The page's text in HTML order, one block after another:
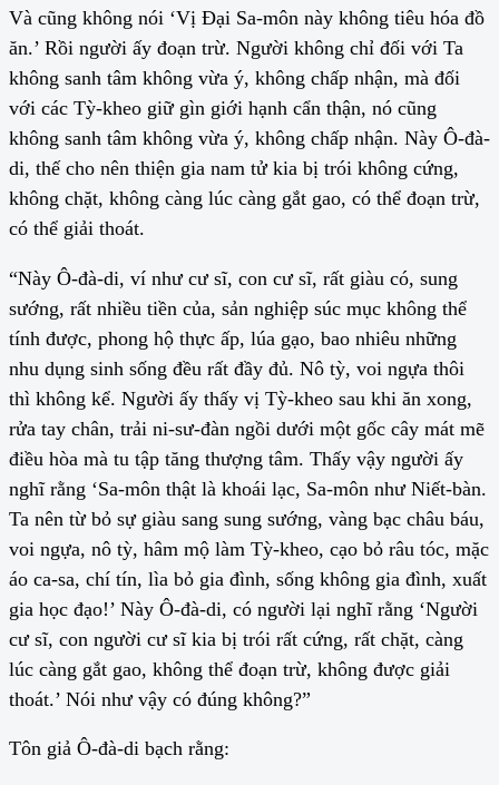
Và cũng không nói ‘Vị Đại Sa-môn này không tiêu hóa đồ
ăn.’ Rồi người ấy đoạn trừ. Người không chỉ đối với Ta
không sanh tâm không vừa ý, không chấp nhận, mà đối
với các Tỳ-kheo giữ gìn giới hạnh cẩn thận, nó cũng
không sanh tâm không vừa ý, không chấp nhận. Này Ô-đà-
di, thế cho nên thiện gia nam tử kia bị trói không cứng,
không chặt, không càng lúc càng gắt gao, có thể đoạn trừ,
có thể giải thoát.
“Này Ô-đà-di, ví như cư sĩ, con cư sĩ, rất giàu có, sung
sướng, rất nhiều tiền của, sản nghiệp súc mục không thể
tính được, phong hộ thực ấp, lúa gạo, bao nhiêu những
nhu dụng sinh sống đều rất đầy đủ. Nô tỳ, voi ngựa thôi
thì không kể. Người ấy thấy vị Tỳ-kheo sau khi ăn xong,
rửa tay chân, trải ni-sư-đàn ngồi dưới một gốc cây mát mẽ
điều hòa mà tu tập tăng thượng tâm. Thấy vậy người ấy
nghĩ rằng ‘Sa-môn thật là khoái lạc, Sa-môn như Niết-bàn.
Ta nên từ bỏ sự giàu sang sung sướng, vàng bạc châu báu,
voi ngựa, nô tỳ, hâm mộ làm Tỳ-kheo, cạo bỏ râu tóc, mặc
áo ca-sa, chí tín, lìa bỏ gia đình, sống không gia đình, xuất
gia học đạo!’ Này Ô-đà-di, có người lại nghĩ rằng ‘Người
cư sĩ, con người cư sĩ kia bị trói rất cứng, rất chặt, càng
lúc càng gắt gao, không thể đoạn trừ, không được giải
thoát.’ Nói như vậy có đúng không?”
Tôn giả Ô-đà-di bạch rằng: